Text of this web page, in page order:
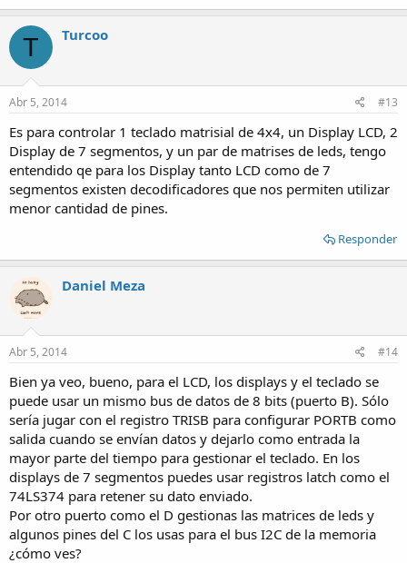
T Turcoo
Abr 5, 2014 #13
Es para controlar 1 teclado matrisial de 4x4, un Display LCD, 2
Display de 7 segmentos, y un par de matrises de leds, tengo
entendido qe para los Display tanto LCD como de 7
segmentos existen decodificadores que nos permiten utilizar
menor cantidad de pines.
Responder
Daniel Meza
Abr 5, 2014 #14
Bien ya veo, bueno, para el LCD, los displays y el teclado se
puede usar un mismo bus de datos de 8 bits (puerto B). Sólo
sería jugar con el registro TRISB para configurar PORTB como
salida cuando se envían datos y dejarlo como entrada la
mayor parte del tiempo para gestionar el teclado. En los
displays de 7 segmentos puedes usar registros latch como el
74LS374 para retener su dato enviado.
Por otro puerto como el D gestionas las matrices de leds y
algunos pines del C los usas para el bus I2C de la memoria
¿cómo ves?